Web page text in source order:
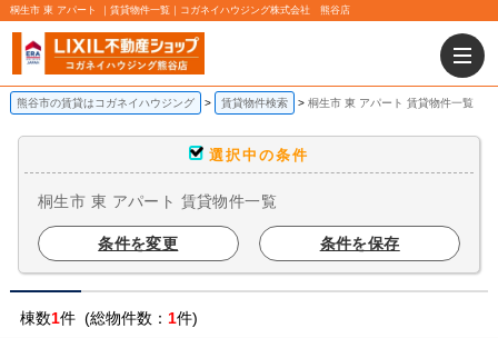
桐生市 東 アパート ｜賃貸物件一覧｜コガネイハウジング株式会社 熊谷店
熊谷市の賃貸はコガネイハウジング 賃貸物件検索 桐生市 東 アパート 賃貸物件一覧
選択中の条件
桐生市 東 アパート 賃貸物件一覧
条件を変更 条件を保存
棟数1件 (総物件数： 1件)